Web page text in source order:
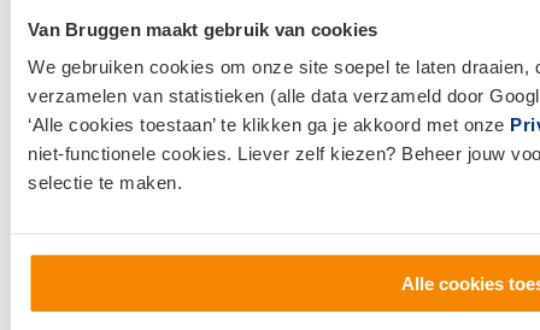
Van Bruggen maakt gebruik van cookies
We gebruiken cookies om onze site soepel te laten
verzamelen van statistieken (alle data verzameld door
‘Alle cookies toestaan’ te klikken ga je akkoord met onze
niet-functionele cookies. Liever zelf kiezen? Beheer jouw
selectie te maken.
Alle cookies